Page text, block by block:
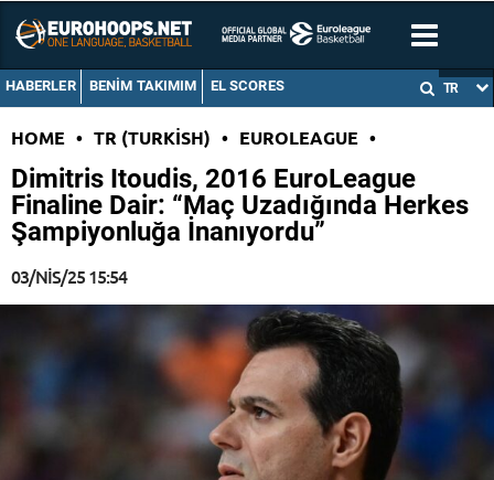
HABERLER BENIM TAKIMIM EL SCORES TR
HOME • TR (TURKISH) • EUROLEAGUE •
Dimitris Itoudis, 2016 EuroLeague
Finaline Dair: “Maç Uzadığında Herkes
Şampiyonluğa İnanıyordu”
03/NIS/25 15:54